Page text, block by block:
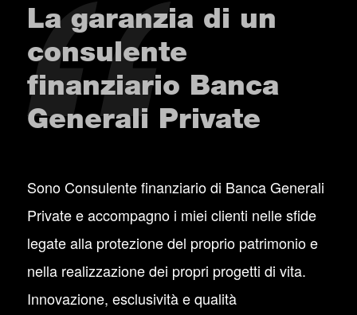
La garanzia di un
consulente
finanziario Banca
Generali Private
Sono Consulente finanziario di Banca Generali
Private e accompagno i miei clienti nelle sfide
legate alla protezione del proprio patrimonio e
nella realizzazione dei propri progetti di vita.
Innovazione, esclusività e qualità